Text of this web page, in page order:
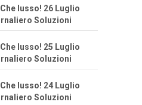
lusso! 26 Luglio
Soluzioni
lusso! 25 Luglio
Soluzioni
lusso! 24 Luglio
Soluzioni